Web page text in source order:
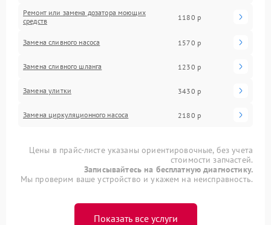
Ремонт или замена дозатора моющих
средств
1180 р
Замена сливного насоса 1570 р
Замена сливного шланга 1230 р
Замена улитки 3430 р
Замена циркуляционного насоса 2180 р
Цены в прайс-листе указаны ориентировочные, без учета
стоимости запчастей.
Записывайтесь на бесплатную диагностику.
Мы проверим ваше устройство и укажем на неисправность.
Показать все услуги